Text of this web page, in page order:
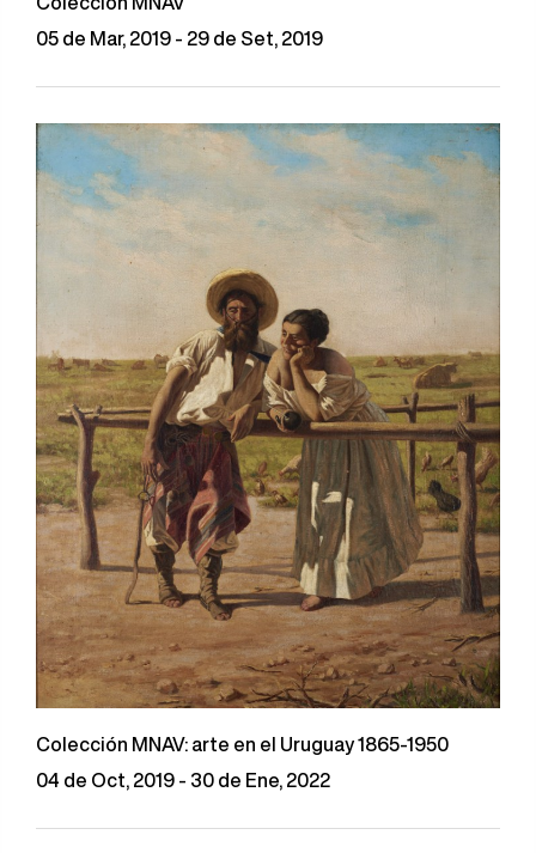
05 de Mar, 2019 - 29 de Set, 2019
Colección MNAV: arte en el Uruguay 1865-1950
04 de Oct, 2019 - 30 de Ene, 2022